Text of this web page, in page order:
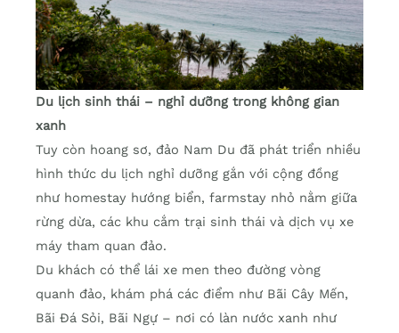
Du lịch sinh thái – nghỉ dưỡng trong không gian
xanh
Tuy còn hoang sơ, đảo Nam Du đã phát triển nhiều
hình thức du lịch nghỉ dưỡng gắn với cộng đồng
như homestay hướng biển, farmstay nhỏ nằm giữa
rừng dừa, các khu cắm trại sinh thái và dịch vụ xe
máy tham quan đảo.
Du khách có thể lái xe men theo đường vòng
quanh đảo, khám phá các điểm như Bãi Cây Mến,
Bãi Đá Sỏi, Bãi Ngự – nơi có làn nước xanh như